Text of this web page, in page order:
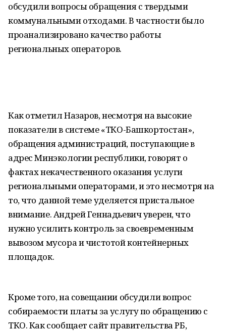
обсудили вопросы обращения с твердыми
коммунальными отходами. В частности было
проанализировано качество работы
региональных операторов.
Как отметил Назаров, несмотря на высокие
показатели в системе «ТКО-Башкортостан»,
обращения администраций, поступающие в
адрес Минэкологии республики, говорят о
фактах некачественного оказания услуги
региональными операторами, и это несмотря на
то, что данной теме уделяется пристальное
внимание. Андрей Геннадьевич уверен, что
нужно усилить контроль за своевременным
вывозом мусора и чистотой контейнерных
площадок.
Кроме того, на совещании обсудили вопрос
собираемости платы за услугу по обращению с
ТКО. Как сообщает сайт правительства РБ,